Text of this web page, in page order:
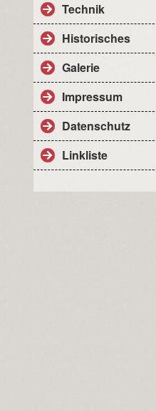
Technik
Historisches
Galerie
Impressum
Datenschutz
Linkliste